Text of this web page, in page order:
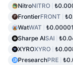
NitroNITRO
FrontierFRONT
WatWAT
Sharpe AISAI
XYROXYRO
PresearchPRE